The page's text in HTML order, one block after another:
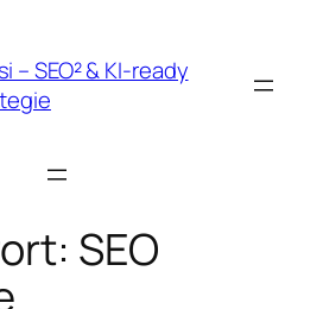
– SEO² & KI-ready
SEO